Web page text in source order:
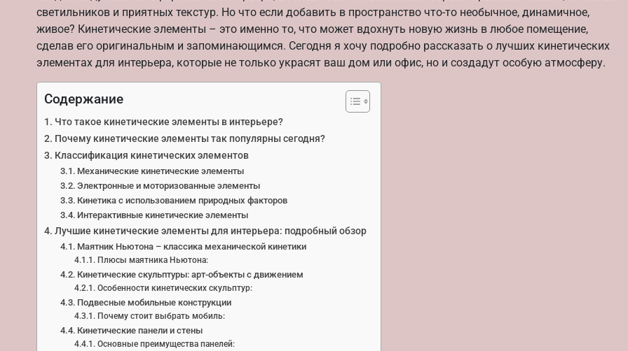
светильников и приятных текстур. Но что если добавить в пространство что-то необычное, динамичное,
живое? Кинетические элементы – это именно то, что может вдохнуть новую жизнь в любое помещение,
сделав его оригинальным и запоминающимся. Сегодня я хочу подробно рассказать о лучших кинетических
элементах для интерьера, которые не только украсят ваш дом или офис, но и создадут особую атмосферу.
Содержание
Что такое кинетические элементы в интерьере?
Почему кинетические элементы так популярны сегодня?
Классификация кинетических элементов
Механические кинетические элементы
Электронные и моторизованные элементы
Кинетика с использованием природных факторов
Интерактивные кинетические элементы
Лучшие кинетические элементы для интерьера: подробный обзор
Маятник Ньютона – классика механической кинетики
Плюсы маятника Ньютона:
Кинетические скульптуры: арт-объекты с движением
Особенности кинетических скульптур:
Подвесные мобильные конструкции
Почему стоит выбрать мобиль:
Кинетические панели и стены
Основные преимущества панелей: